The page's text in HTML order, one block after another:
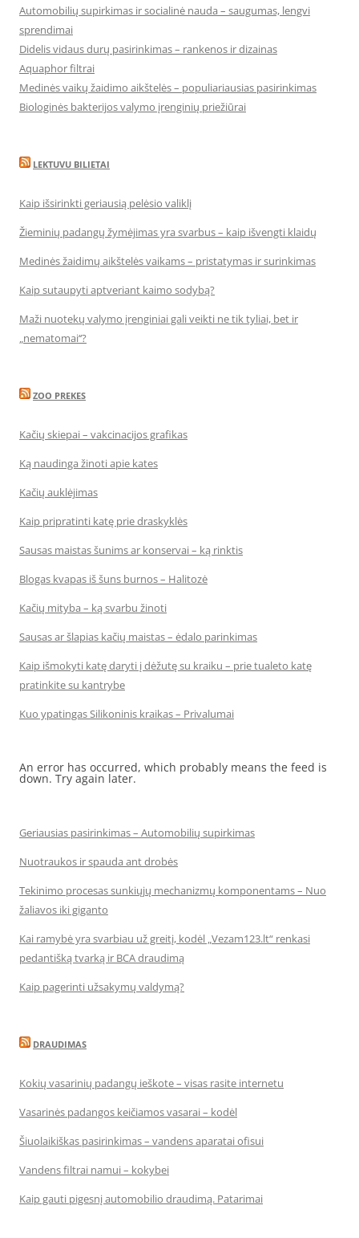
Automobilių supirkimas ir socialinė nauda – saugumas, lengvi
sprendimai
Didelis vidaus durų pasirinkimas – rankenos ir dizainas
Aquaphor filtrai
Medinės vaikų žaidimo aikštelės – populiariausias pasirinkimas
Biologinės bakterijos valymo įrenginių priežiūrai
LEKTUVU BILIETAI
Kaip išsirinkti geriausią pelėsio valiklį
Žieminių padangų žymėjimas yra svarbus – kaip išvengti klaidų
Medinės žaidimų aikštelės vaikams – pristatymas ir surinkimas
Kaip sutaupyti aptveriant kaimo sodybą?
Maži nuotekų valymo įrenginiai gali veikti ne tik tyliai, bet ir
„nematomai‘‘?
ZOO PREKES
Kačių skiepai – vakcinacijos grafikas
Ką naudinga žinoti apie kates
Kačių auklėjimas
Kaip pripratinti katę prie draskyklės
Sausas maistas šunims ar konservai – ką rinktis
Blogas kvapas iš šuns burnos – Halitozė
Kačių mityba – ką svarbu žinoti
Sausas ar šlapias kačių maistas – ėdalo parinkimas
Kaip išmokyti katę daryti į dėžutę su kraiku – prie tualeto katę
pratinkite su kantrybe
Kuo ypatingas Silikoninis kraikas – Privalumai
An error has occurred, which probably means the feed is
down. Try again later.
Geriausias pasirinkimas – Automobilių supirkimas
Nuotraukos ir spauda ant drobės
Tekinimo procesas sunkiųjų mechanizmų komponentams – Nuo
žaliavos iki giganto
Kai ramybė yra svarbiau už greitį, kodėl „Vezam123.lt“ renkasi
pedantišką tvarką ir BCA draudimą
Kaip pagerinti užsakymų valdymą?
DRAUDIMAS
Kokių vasarinių padangų ieškote – visas rasite internetu
Vasarinės padangos keičiamos vasarai – kodėl
Šiuolaikiškas pasirinkimas – vandens aparatai ofisui
Vandens filtrai namui – kokybei
Kaip gauti pigesnį automobilio draudimą. Patarimai